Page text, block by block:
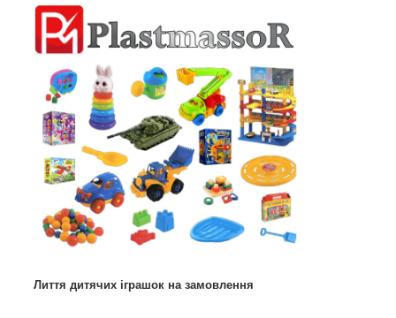
Лиття дитячих іграшок на замовлення